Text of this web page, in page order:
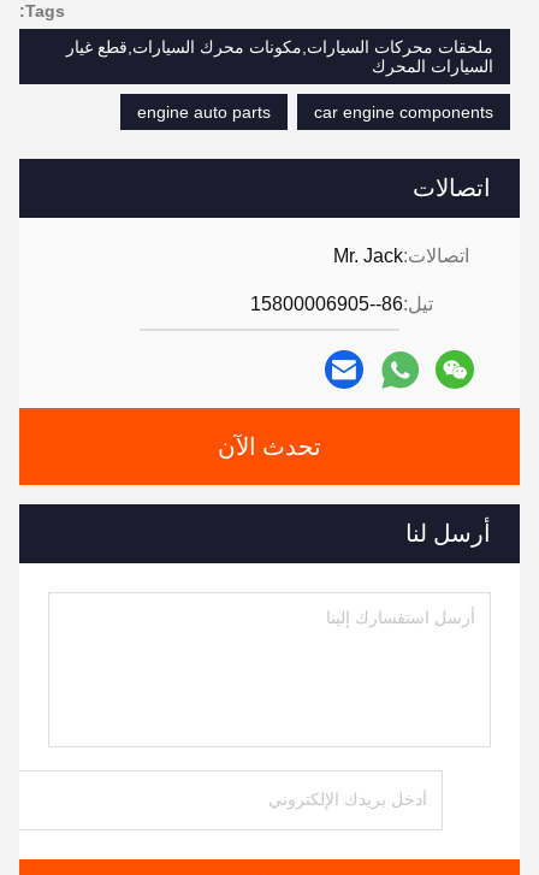
اتصالات
اتصالات:Mr. Jack
تيل:86--15800006905
تحدث الآن
أرسل لنا
Tags:
ملحقات محركات السيارات,مكونات محرك السيارات,قطع غيار
السيارات المحرك
car engine components
engine auto parts